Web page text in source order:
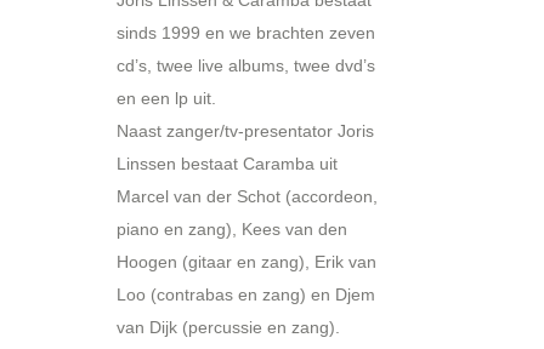
sinds 1999 en we brachten zeven
cd’s, twee live albums, twee dvd’s
en een lp uit.
Naast zanger/tv-presentator Joris
Linssen bestaat Caramba uit
Marcel van der Schot (accordeon,
piano en zang), Kees van den
Hoogen (gitaar en zang), Erik van
Loo (contrabas en zang) en Djem
van Dijk (percussie en zang).